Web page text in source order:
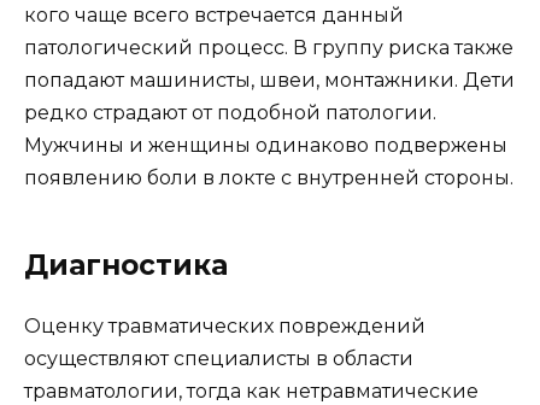
кого чаще всего встречается данный
патологический процесс. В группу риска также
попадают машинисты, швеи, монтажники. Дети
редко страдают от подобной патологии.
Мужчины и женщины одинаково подвержены
появлению боли в локте с внутренней стороны.
Диагностика
Оценку травматических повреждений
осуществляют специалисты в области
травматологии, тогда как нетравматические